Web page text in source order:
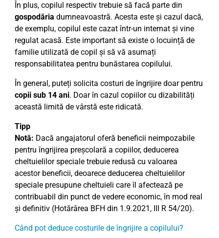
În plus, copilul respectiv trebuie să facă parte din
gospodăria dumneavoastră. Acesta este și cazul dacă,
de exemplu, copilul este cazat într-un internat și vine
regulat acasă. Este important să existe o locuință de
familie utilizată de copil și să vă asumați
responsabilitatea pentru bunăstarea copilului.
În general, puteți solicita costuri de îngrijire doar pentru
copii sub 14 ani. Doar în cazul copiilor cu dizabilități
această limită de vârstă este ridicată.
Tipp
Notă: Dacă angajatorul oferă beneficii neimpozabile
pentru îngrijirea preșcolară a copiilor, deducerea
cheltuielilor speciale trebuie redusă cu valoarea
acestor beneficii, deoarece deducerea cheltuielilor
speciale presupune cheltuieli care îl afectează pe
contribuabil din punct de vedere economic, în mod real
și definitiv (Hotărârea BFH din 1.9.2021, III R 54/20).
Când pot deduce costurile de îngrijire a copilului?